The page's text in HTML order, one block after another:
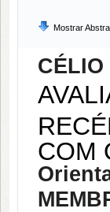
Mostrar
CÉLIO
COM